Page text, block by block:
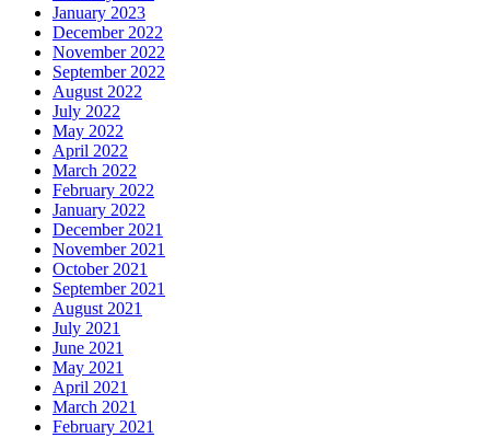
January 2023
December 2022
November 2022
September 2022
August 2022
July 2022
May 2022
April 2022
March 2022
February 2022
January 2022
December 2021
November 2021
October 2021
September 2021
August 2021
July 2021
June 2021
May 2021
April 2021
March 2021
February 2021